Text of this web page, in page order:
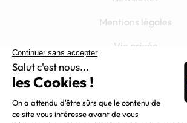
Mentions légales
Vie privée
Filiales